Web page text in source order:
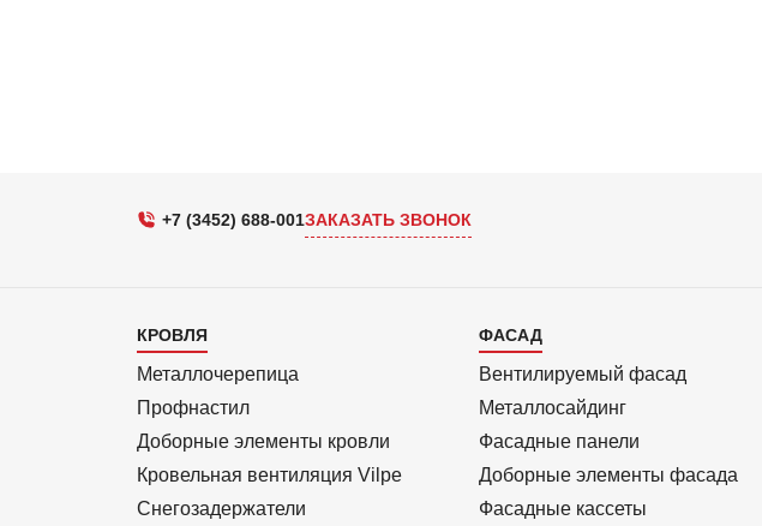
+7 (3452) 688-001ЗАКАЗАТЬ ЗВОНОК
Каталог
1
КРОВЛЯ
Металлочерепица
Профнастил
Доборные элементы кровли
Кровельная вентиляция Vilpe
Снегозадержатели
Каталог
2
ФАСАД
Вентилиру­емый фасад
Металло­сайдинг
Фасадные панели
Доборные элементы фасада
Фасадные кассеты